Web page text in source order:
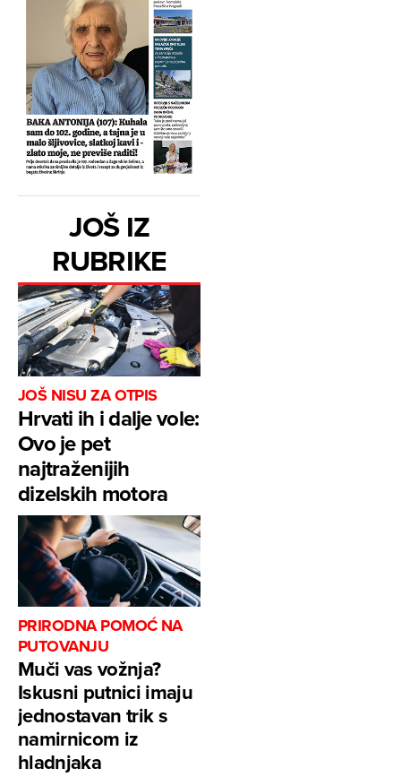
JOŠ IZ
RUBRIKE
JOŠ NISU ZA OTPIS
Hrvati ih i dalje vole:
Ovo je pet
najtraženijih
dizelskih motora
PRIRODNA POMOĆ NA
PUTOVANJU
Muči vas vožnja?
Iskusni putnici imaju
jednostavan trik s
namirnicom iz
hladnjaka